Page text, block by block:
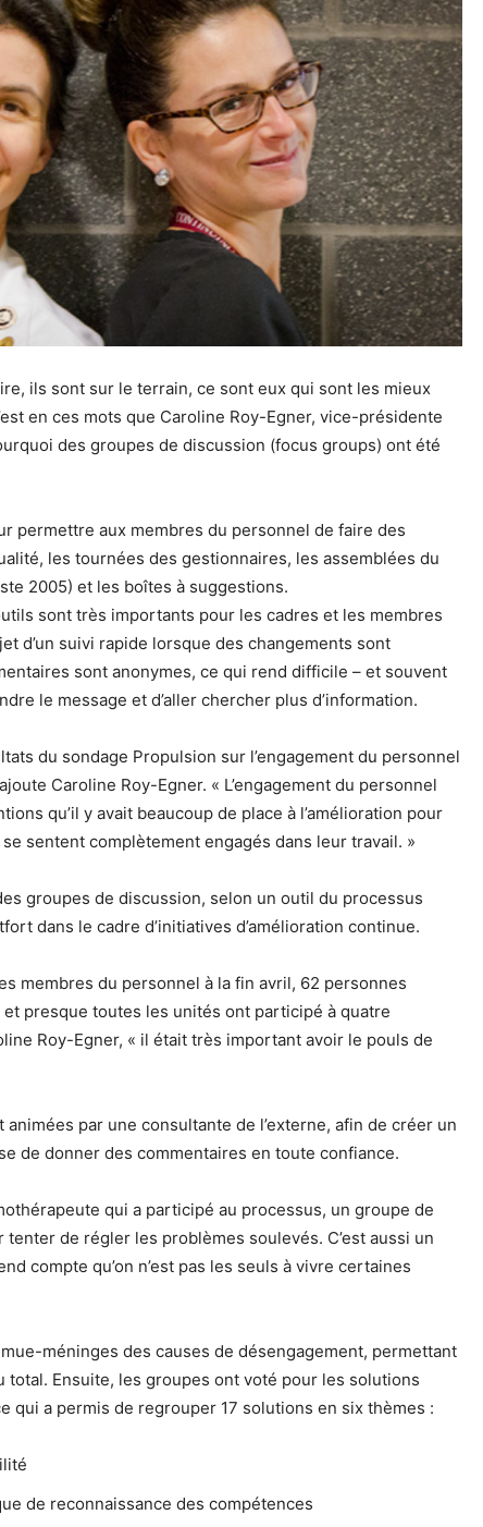
ils sont sur le terrain, ce sont eux qui sont les mieux
en ces mots que Caroline Roy-Egner, vice-présidente
des groupes de discussion (focus groups) ont été
permettre aux membres du personnel de faire des
les tournées des gestionnaires, les assemblées du
2005) et les boîtes à suggestions.
sont très importants pour les cadres et les membres
d’un suivi rapide lorsque des changements sont
sont anonymes, ce qui rend difficile – et souvent
le message et d’aller chercher plus d’information.
du sondage Propulsion sur l’engagement du personnel
Caroline Roy-Egner. « L’engagement du personnel
qu’il y avait beaucoup de place à l’amélioration pour
sentent complètement engagés dans leur travail. »
groupes de discussion, selon un outil du processus
dans le cadre d’initiatives d’amélioration continue.
membres du personnel à la fin avril, 62 personnes
presque toutes les unités ont participé à quatre
Roy-Egner, « il était très important avoir le pouls de
par une consultante de l’externe, afin de créer un
de donner des commentaires en toute confiance.
qui a participé au processus, un groupe de
de régler les problèmes soulevés. C’est aussi un
compte qu’on n’est pas les seuls à vivre certaines
méninges des causes de désengagement, permettant
total. Ensuite, les groupes ont voté pour les solutions
qui a permis de regrouper 17 solutions en six thèmes :
de reconnaissance des compétences